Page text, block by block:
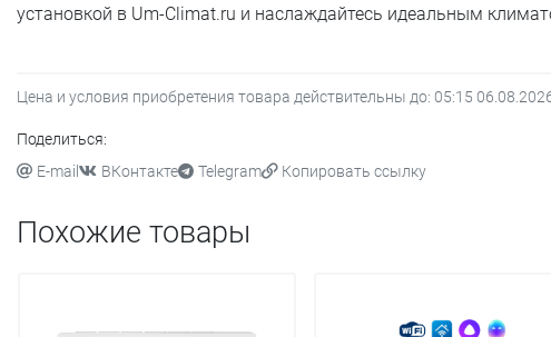
установкой в Um-Climat.ru и наслаждайтесь идеальным
Цена и условия приобретения товара действительны до: 05:15
Поделиться:
E-mail
ВКонтакте Telegram Копировать ссылку
Похожие товары